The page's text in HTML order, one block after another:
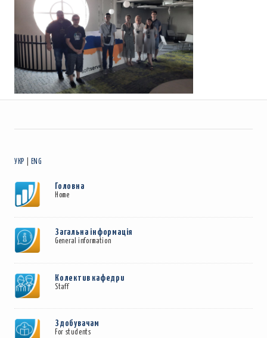
УКР ENG
Головна
Home
Загальна інформація
General information
Колектив кафедри
Staff
Здобувачам
For students